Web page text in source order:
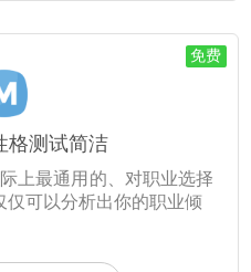
免费
格测试简洁
上最通用的、对职业选择
可以分析出你的职业倾